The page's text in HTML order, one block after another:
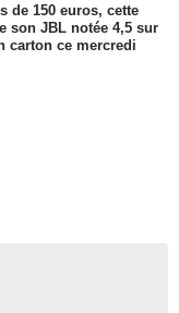
de 150 euros, cette
son JBL notée 4,5 sur
carton ce mercredi